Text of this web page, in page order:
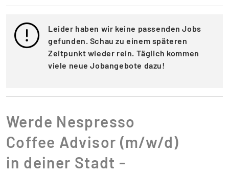
Leider haben wir keine passenden Jobs
gefunden. Schau zu einem späteren
Zeitpunkt wieder rein. Täglich kommen
viele neue Jobangebote dazu!
Werde Nespresso
Coffee Advisor (m/w/d)
in deiner Stadt -